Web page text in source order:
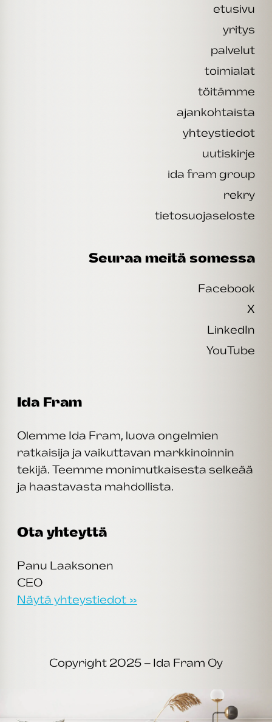
etusivu
yritys
palvelut
toimialat
töitämme
ajankohtaista
yhteystiedot
uutiskirje
ida fram group
rekry
tietosuojaseloste
Seuraa meitä somessa
Facebook
X
LinkedIn
YouTube
Ida Fram
Olemme Ida Fram, luova ongelmien
ratkaisija ja vaikuttavan markkinoinnin
tekijä. Teemme monimutkaisesta selkeää
ja haastavasta mahdollista.
Ota yhteyttä
Panu Laaksonen
CEO
Näytä yhteystiedot »
Copyright 2025 – Ida Fram Oy